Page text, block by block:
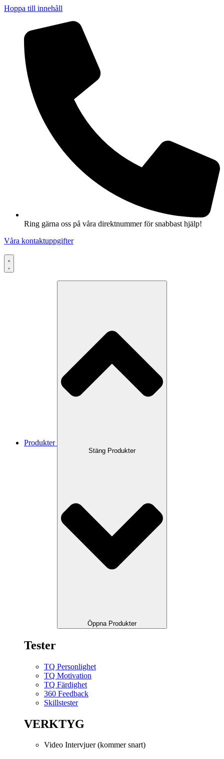
Hoppa till innehåll
Ring gärna oss på våra direktnummer för snabbast hjälp!
Våra kontaktuppgifter
Produkter
Stäng Produkter
Öppna Produkter
Tester
TQ Personlighet
TQ Motivation
TQ Färdighet
360 Feedback
Skillstester
VERKTYG
Video Intervjuer (kommer snart)